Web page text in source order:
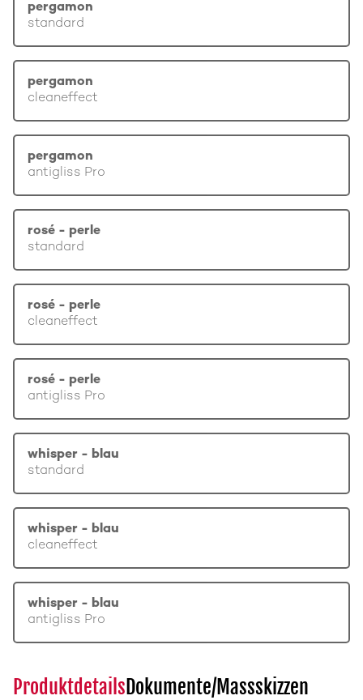
pergamon
standard
pergamon
cleaneffect
pergamon
antigliss Pro
rosé - perle
standard
rosé - perle
cleaneffect
rosé - perle
antigliss Pro
whisper - blau
standard
whisper - blau
cleaneffect
whisper - blau
antigliss Pro
ProduktdetailsDokumente/Massskizzen